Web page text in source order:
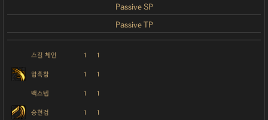
Passive SP
Passive TP
스킬 체인 1 1
암흑참 1 1
백스텝 1 1
승천검 1 1